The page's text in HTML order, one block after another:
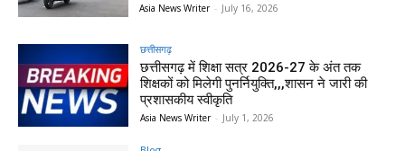
Asia News Writer - July 16, 2026
छत्तीसगढ़
छत्तीसगढ़ में शिक्षा सत्र 2026-27 के अंत तक
शिक्षकों को मिलेगी पुनर्नियुक्ति,,,शासन ने जारी की
प्रशासकीय स्वीकृति
Asia News Writer - July 1, 2026